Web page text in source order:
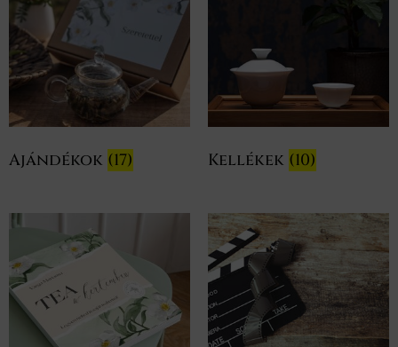
Ajándékok (17) Kellékek (10)